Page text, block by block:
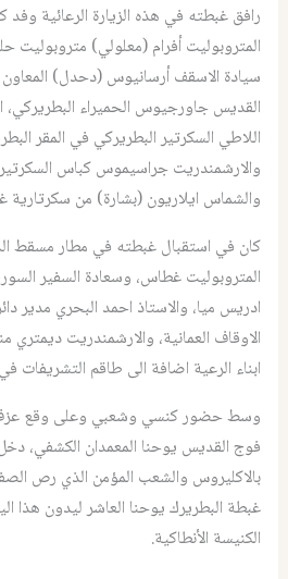
رافق غبطته في هذه الزيارة الرعائية
المتروبوليت أفرام (معلولي) متروبوليت
سيادة الاسقف أرسانيوس (دحدل)
القديس جاورجيوس الحميراء البطريركي،
اللاطي السكرتير البطريركي في المقر
والارشمندريت جراسيموس كباس
والشماس ايلاريون (بشارة) من سكرتارية
كان في استقبال غبطته في مطار مسقط
المتروبوليت غطاس، وسعادة السفير
ادريس ميا، والاستاذ احمد البحري مدير
الاوقاف العمانية، والارشمندريت
ابناء الرعية اضافة الى طاقم التشريفات
وسط حضور كنسي وشعبي وعلى وقع عزف
فوج القديس يوحنا المعمدان الكشفي،
بالاكليروس والشعب المؤمن الذي رص
غبطة البطريرك يوحنا العاشر ليدون هذا
الكنيسة الأنطاكية.